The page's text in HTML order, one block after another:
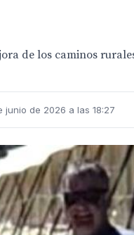
de los caminos
junio de 2026 a las 18:27